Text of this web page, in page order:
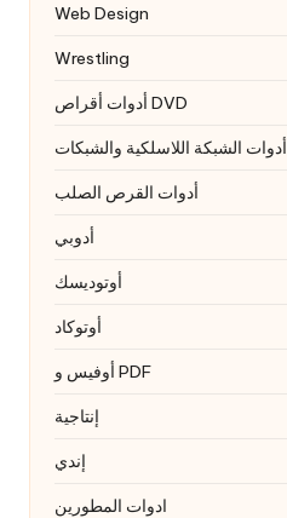
Web Design
Wrestling
أدوات أقراص DVD
أدوات الشبكة اللاسلكية والشبكات
أدوات القرص الصلب
أدوبي
أوتوديسك
أوتوكاد
أوفيس و PDF
إنتاجية
إندي
ادوات المطورين